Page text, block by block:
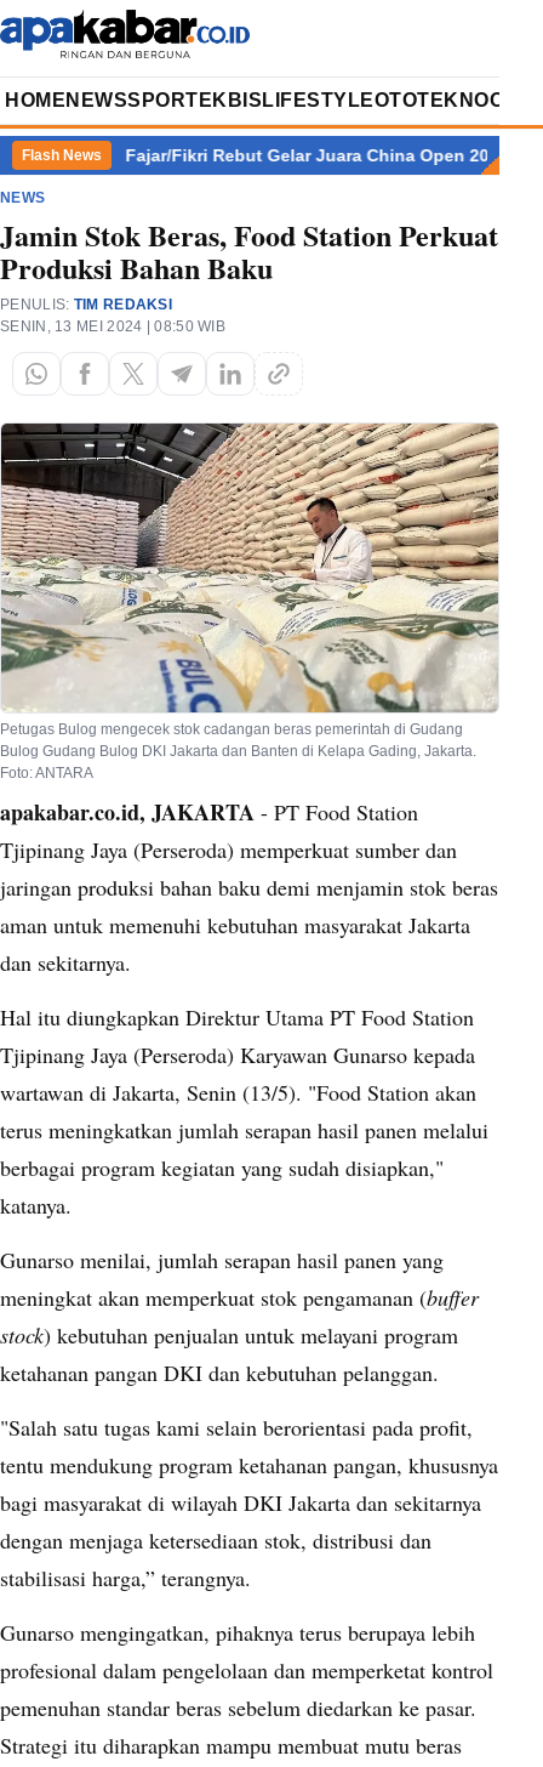
HOME NEWSSPORT EKBIS LIFESTYLEOTOTEKNOOPINI
Flash News
Juara Fajar/Fikri Rebut Gelar Juara China Open 2026, Modal
NEWS
Jamin Stok Beras, Food Station Perkuat
Produksi Bahan Baku
PENULIS: TIM REDAKSI
SENIN, 13 MEI 2024 | 08:50 WIB
Petugas Bulog mengecek stok cadangan beras pemerintah di Gudang
Bulog Gudang Bulog DKI Jakarta dan Banten di Kelapa Gading, Jakarta.
Foto: ANTARA
apakabar.co.id, JAKARTA - PT Food Station
Tjipinang Jaya (Perseroda) memperkuat sumber dan
jaringan produksi bahan baku demi menjamin stok beras
aman untuk memenuhi kebutuhan masyarakat Jakarta
dan sekitarnya.
Hal itu diungkapkan Direktur Utama PT Food Station
Tjipinang Jaya (Perseroda) Karyawan Gunarso kepada
wartawan di Jakarta, Senin (13/5). "Food Station akan
terus meningkatkan jumlah serapan hasil panen melalui
berbagai program kegiatan yang sudah disiapkan,"
katanya.
Gunarso menilai, jumlah serapan hasil panen yang
meningkat akan memperkuat stok pengamanan (buffer
stock) kebutuhan penjualan untuk melayani program
ketahanan pangan DKI dan kebutuhan pelanggan.
"Salah satu tugas kami selain berorientasi pada profit,
tentu mendukung program ketahanan pangan, khususnya
bagi masyarakat di wilayah DKI Jakarta dan sekitarnya
dengan menjaga ketersediaan stok, distribusi dan
stabilisasi harga,” terangnya.
Gunarso mengingatkan, pihaknya terus berupaya lebih
profesional dalam pengelolaan dan memperketat kontrol
pemenuhan standar beras sebelum diedarkan ke pasar.
Strategi itu diharapkan mampu membuat mutu beras